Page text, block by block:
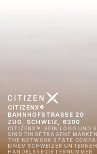
CITIZENX®
BAHNHOFSTRASSE 20
ZUG, SCHWEIZ, 6300
CITIZENX®, SEIN LOGO UND
SIND EINGETRAGENE
THE NETWORK STATE
EINEM SCHWEIZER
HANDELSREGISTERNUMMER